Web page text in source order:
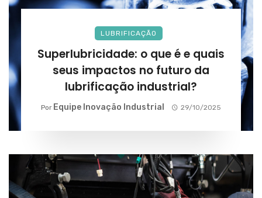
LUBRIFICAÇÃO
Superlubricidade: o que é e quais
seus impactos no futuro da
lubrificação industrial?
Por Equipe Inovação Industrial 29/10/2025